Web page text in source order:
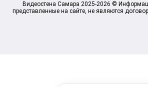
Видеостена Самара 2025-2026 ©
представленные на сайте, не являются